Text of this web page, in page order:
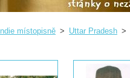
Indie místopisně > Uttar Pradesh >